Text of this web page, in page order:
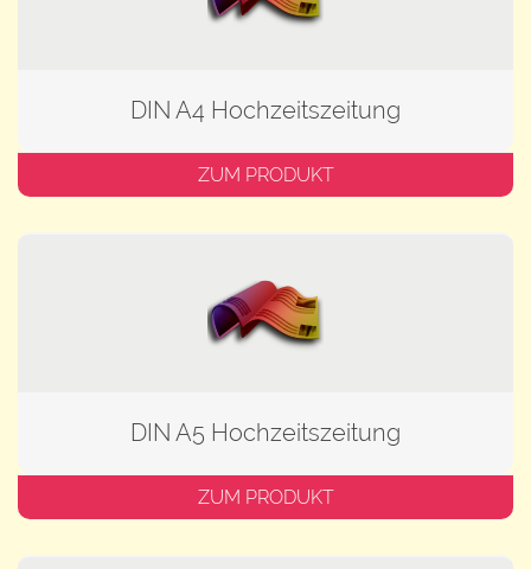
DIN A4 Hochzeitszeitung
ZUM PRODUKT
DIN A5 Hochzeitszeitung
ZUM PRODUKT